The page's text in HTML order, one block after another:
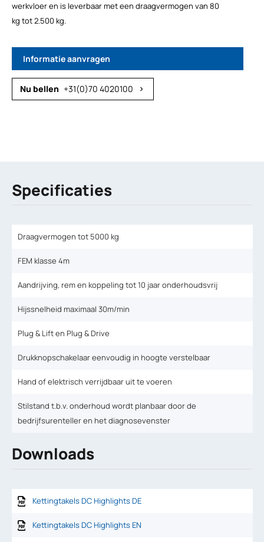
werkvloer en is leverbaar met een draagvermogen van 80
kg tot 2.500 kg.
Informatie aanvragen
+31(0)70 4020100 chevron_right
Specificaties
Draagvermogen tot 5000 kg
FEM klasse 4m
Aandrijving, rem en koppeling tot 10 jaar onderhoudsvrij
Hijssnelheid maximaal 30m/min
Plug & Lift en Plug & Drive
Drukknopschakelaar eenvoudig in hoogte verstelbaar
Hand of elektrisch verrijdbaar uit te voeren
Stilstand t.b.v. onderhoud wordt planbaar door de
bedrijfsurenteller en het diagnosevenster
Downloads
Kettingtakels DC Highlights DE
Kettingtakels DC Highlights EN